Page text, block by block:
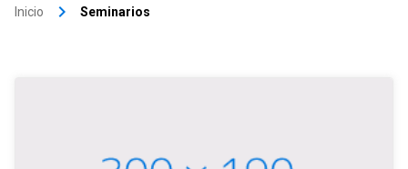
Inicio keyboard_arrow_right Seminarios